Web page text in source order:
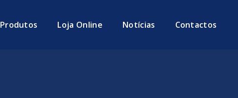
Produtos Loja Online Notícias Contactos